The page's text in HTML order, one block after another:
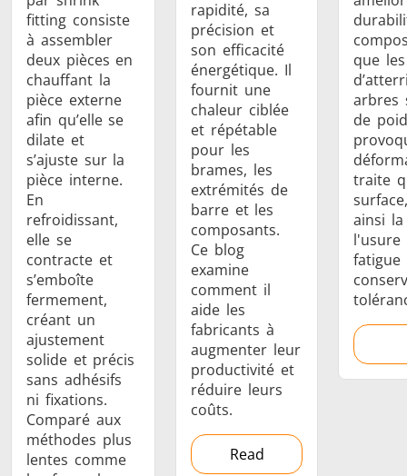
fitting consiste
à assembler
deux pièces en
chauffant la
pièce externe
afin qu’elle se
dilate et
s’ajuste sur la
pièce interne.
En
refroidissant,
elle se
contracte et
s’emboîte
fermement,
créant un
ajustement
solide et précis
sans adhésifs
ni fixations.
Comparé aux
méthodes plus
lentes comme
rapidité, sa
précision et
son efficacité
énergétique. Il
fournit une
chaleur ciblée
et répétable
pour les
brames, les
extrémités de
barre et les
composants.
Ce blog
examine
comment il
aide les
fabricants à
augmenter leur
productivité et
réduire leurs
coûts.
Read
que
arbres
de
traite
ainsi
l'usure